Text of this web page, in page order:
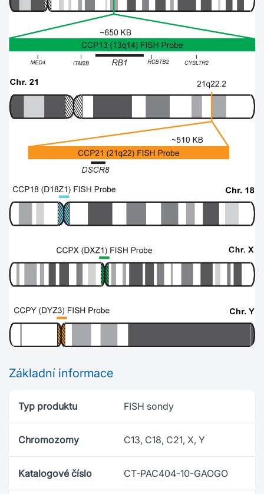
Základní informace
Typ produktu FISH sondy
Chromozomy C13, C18, C21, X, Y
Katalogové číslo CT-PAC404-10-GAOGO